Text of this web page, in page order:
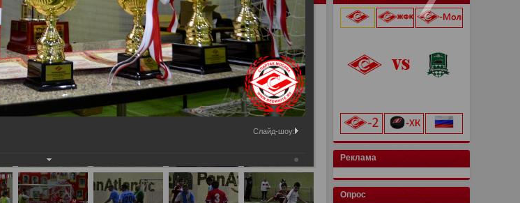
Сезон 2018>III Розыгрыш Кубка Российского "Спартака"
Реклама
Опрос
Слайд-шоу: